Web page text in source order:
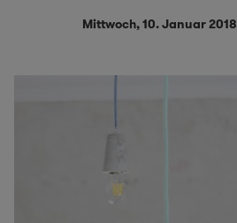
Mittwoch, 10. Januar 2018